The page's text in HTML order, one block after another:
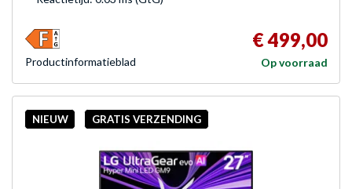
€ 499,00
Op voorraad
Product­informatieblad
NIEUW GRATIS VERZENDING